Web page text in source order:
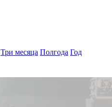
Три месяца Полгода Год